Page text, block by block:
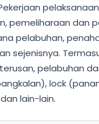
pelaksanaan
pemeliharaan dan
pelabuhan,
sejenisnya.
pelabuhan
lock
lain-lain.